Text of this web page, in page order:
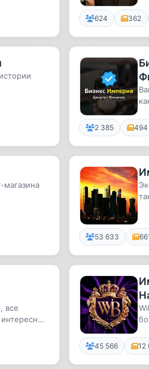
624 362
2 385 494
магазина
53 633
все
45 566 12